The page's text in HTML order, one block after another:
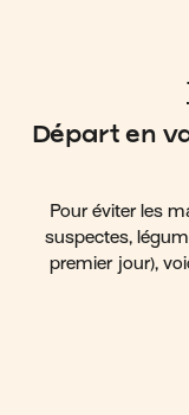
Départ en
Pour éviter les
suspectes,
premier jour),